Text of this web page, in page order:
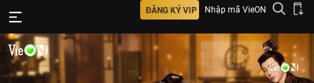
ĐĂNG KÝ VIP Nhập mã VieON